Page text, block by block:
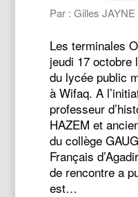
Par : Gilles
Les terminales
jeudi 17 octobre
du lycée public
à Wifaq. A
professeur
HAZEM et
du collège
Français
de rencontre a
est…